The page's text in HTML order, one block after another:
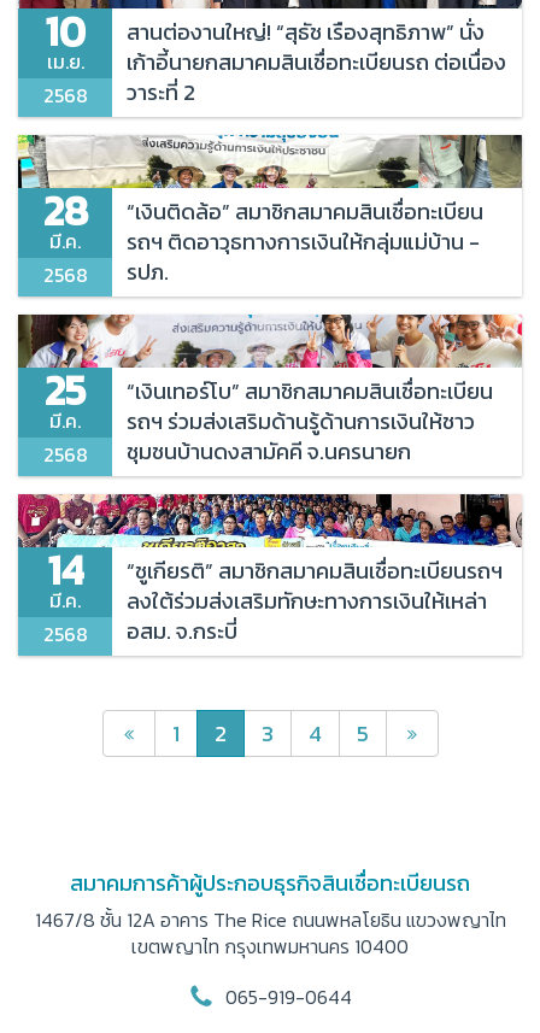
นวัตกรรมและเทคโนโลยีทางการเงิน
มาตรการพิเศษ
การบริหารจัดการด้านการให้บริการแก่ลูกค้าอย่างเป็น
ธรรม
ประกาศยกเลิกเพิกถอน
มาตรการสนับสนุนมาตรการผ่อนผัน
การป้องกันและปราบปรามการฟอกเงิน
ปรับปรุงโครงสร้างหนี้
รายงาน
เงินต้นและดอกเบี้ย
มาตรการขอความร่วมมือ
หลักเกณฑ์และข้อกำหนดในการประกอบธุรกิจให้สินเชื่อ
สมาชิก
สมัครสมาชิก
สานต่องานใหญ่! “สุธัช เรืองสุทธิภาพ” นั่ง
เก้าอี้นายกสมาคมสินเชื่อทะเบียนรถ ต่อเนื่อง
วาระที่ 2
10
เม.ย.
2568
“เงินติดล้อ” สมาชิกสมาคมสินเชื่อทะเบียน
รถฯ ติดอาวุธทางการเงินให้กลุ่มแม่บ้าน -
รปภ.
28
มี.ค.
2568
“เงินเทอร์โบ” สมาชิกสมาคมสินเชื่อทะเบียน
รถฯ ร่วมส่งเสริมด้านรู้ด้านการเงินให้ชาว
ชุมชนบ้านดงสามัคคี จ.นครนายก
25
มี.ค.
2568
“ชูเกียรติ” สมาชิกสมาคมสินเชื่อทะเบียนรถฯ
ลงใต้ร่วมส่งเสริมทักษะทางการเงินให้เหล่า
อสม. จ.กระบี่
14
มี.ค.
2568
1 2 3 4 5
สมาคมการค้าผู้ประกอบธุรกิจสินเชื่อทะเบียนรถ
1467/8 ชั้น 12A อาคาร The Rice ถนนพหลโยธิน แขวงพญาไท
เขตพญาไท กรุงเทพมหานคร 10400
065-919-0644